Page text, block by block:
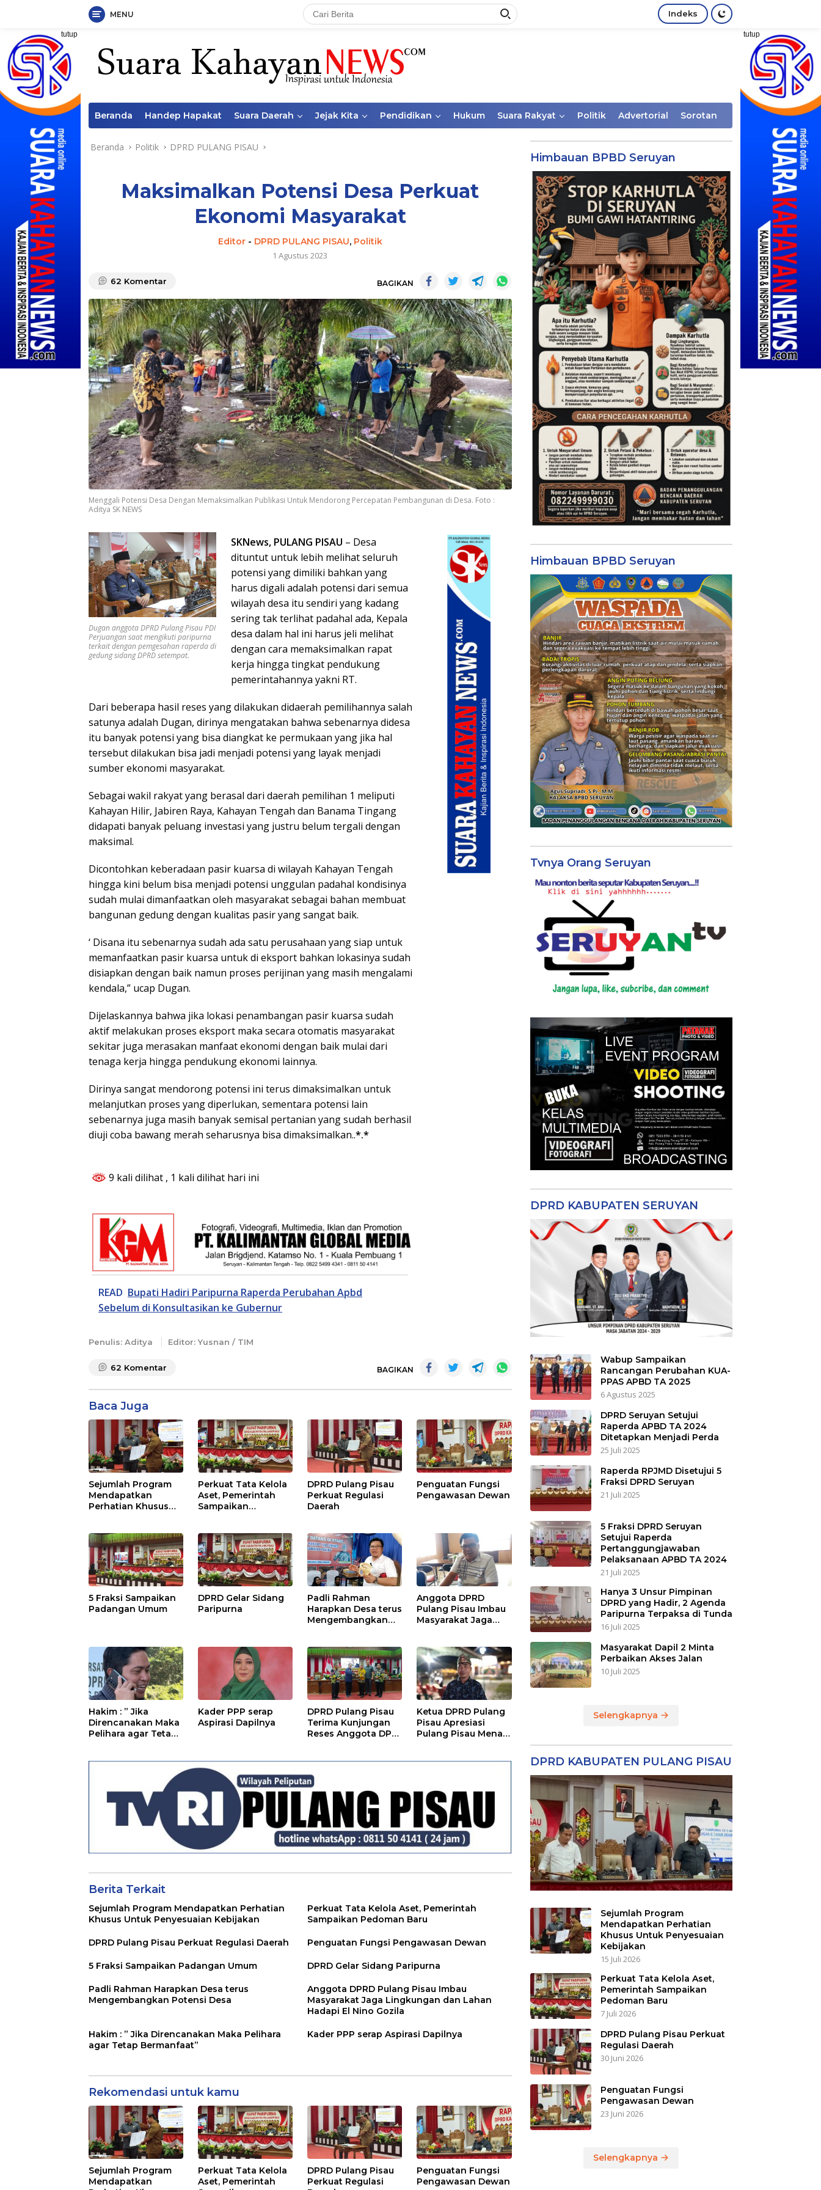
Langsung
konten
MENU Indeks
tutup tutup
Beranda Handep Hapakat Suara Daerah Jejak Kita Pendidikan Hukum Suara Rakyat Politik Advertorial Sorotan
Beranda Politik DPRD PULANG PISAU
Maksimalkan Potensi Desa Perkuat
Ekonomi Masyarakat
Editor- DPRD PULANG PISAU, Politik
1 Agustus 2023
62 Komentar BAGIKAN
Menggali Potensi Desa Dengan Memaksimalkan Publikasi Untuk Mendorong Percepatan Pembangunan di Desa. Foto :
Aditya SK NEWS
Dugan anggota DPRD Pulang Pisau PDI
Perjuangan saat mengikuti paripurna
terkait dengan pemgesahan raperda di
gedung sidang DPRD setempat.
SKNews, PULANG PISAU – Desa
dituntut untuk lebih melihat seluruh
potensi yang dimiliki bahkan yang
harus digali adalah potensi dari semua
wilayah desa itu sendiri yang kadang
sering tak terlihat padahal ada, Kepala
desa dalam hal ini harus jeli melihat
dengan cara memaksimalkan rapat
kerja hingga tingkat pendukung
pemerintahannya yakni RT.
Dari beberapa hasil reses yang dilakukan didaerah pemilihannya salah
satunya adalah Dugan, dirinya mengatakan bahwa sebenarnya didesa
itu banyak potensi yang bisa diangkat ke permukaan yang jika hal
tersebut dilakukan bisa jadi menjadi potensi yang layak menjadi
sumber ekonomi masyarakat.
Sebagai wakil rakyat yang berasal dari daerah pemilihan 1 meliputi
Kahayan Hilir, Jabiren Raya, Kahayan Tengah dan Banama Tingang
didapati banyak peluang investasi yang justru belum tergali dengan
maksimal.
Dicontohkan keberadaan pasir kuarsa di wilayah Kahayan Tengah
hingga kini belum bisa menjadi potensi unggulan padahal kondisinya
sudah mulai dimanfaatkan oleh masyarakat sebagai bahan membuat
bangunan gedung dengan kualitas pasir yang sangat baik.
‘ Disana itu sebenarnya sudah ada satu perusahaan yang siap untuk
memanfaatkan pasir kuarsa untuk di eksport bahkan lokasinya sudah
disiapkan dengan baik namun proses perijinan yang masih mengalami
kendala,” ucap Dugan.
Dijelaskannya bahwa jika lokasi penambangan pasir kuarsa sudah
aktif melakukan proses eksport maka secara otomatis masyarakat
sekitar juga merasakan manfaat ekonomi dengan baik mulai dari
tenaga kerja hingga pendukung ekonomi lainnya.
Dirinya sangat mendorong potensi ini terus dimaksimalkan untuk
melanjutkan proses yang diperlukan, sementara potensi lain
sebenarnya juga masih banyak semisal pertanian yang sudah berhasil
diuji coba bawang merah seharusnya bisa dimaksimalkan..*.*
9 kali dilihat , 1 kali dilihat hari ini
READ Bupati Hadiri Paripurna Raperda Perubahan Apbd
Sebelum di Konsultasikan ke Gubernur
Penulis: Aditya Editor: Yusnan / TIM
62 Komentar BAGIKAN
Baca Juga
Sejumlah Program
Mendapatkan
Perhatian Khusus
Perkuat Tata Kelola
Aset, Pemerintah
Sampaikan
DPRD Pulang Pisau
Perkuat Regulasi
Daerah
Penguatan Fungsi
Pengawasan Dewan
5 Fraksi Sampaikan
Padangan Umum
DPRD Gelar Sidang
Paripurna
Padli Rahman
Harapkan Desa terus
Mengembangkan
Anggota DPRD
Pulang Pisau Imbau
Masyarakat Jaga
Nino Gozila
Hakim : ” Jika
Direncanakan Maka
Pelihara agar Tetap
Kader PPP serap
Aspirasi Dapilnya
DPRD Pulang Pisau
Terima Kunjungan
Reses Anggota DPD
Ketua DPRD Pulang
Pisau Apresiasi
Pulang Pisau Menari
Berita Terkait
Sejumlah Program Mendapatkan Perhatian
Khusus Untuk Penyesuaian Kebijakan
Perkuat Tata Kelola Aset, Pemerintah
Sampaikan Pedoman Baru
DPRD Pulang Pisau Perkuat Regulasi Daerah Penguatan Fungsi Pengawasan Dewan
5 Fraksi Sampaikan Padangan Umum DPRD Gelar Sidang Paripurna
Padli Rahman Harapkan Desa terus
Mengembangkan Potensi Desa
Anggota DPRD Pulang Pisau Imbau
Masyarakat Jaga Lingkungan dan Lahan
Hadapi El Nino Gozila
Hakim : ” Jika Direncanakan Maka Pelihara
agar Tetap Bermanfaat”
Kader PPP serap Aspirasi Dapilnya
Rekomendasi untuk kamu
Sejumlah Program
Mendapatkan
Perkuat Tata Kelola
Aset, Pemerintah
DPRD Pulang Pisau
Perkuat Regulasi
Penguatan Fungsi
Pengawasan Dewan
Himbauan BPBD Seruyan
Himbauan BPBD Seruyan
Tvnya Orang Seruyan
DPRD KABUPATEN SERUYAN
Wabup Sampaikan
Rancangan Perubahan KUA-
PPAS APBD TA 2025
6 Agustus 2025
DPRD Seruyan Setujui
Raperda APBD TA 2024
Ditetapkan Menjadi Perda
25 Juli 2025
Raperda RPJMD Disetujui 5
Fraksi DPRD Seruyan
21 Juli 2025
5 Fraksi DPRD Seruyan
Setujui Raperda
Pertanggungjawaban
Pelaksanaan APBD TA 2024
21 Juli 2025
Hanya 3 Unsur Pimpinan
DPRD yang Hadir, 2 Agenda
Paripurna Terpaksa di Tunda
16 Juli 2025
Masyarakat Dapil 2 Minta
Perbaikan Akses Jalan
10 Juli 2025
Selengkapnya
DPRD KABUPATEN PULANG PISAU
Sejumlah Program
Mendapatkan Perhatian
Khusus Untuk Penyesuaian
Kebijakan
15 Juli 2026
Perkuat Tata Kelola Aset,
Pemerintah Sampaikan
Pedoman Baru
7 Juli 2026
DPRD Pulang Pisau Perkuat
Regulasi Daerah
30 Juni 2026
Penguatan Fungsi
Pengawasan Dewan
23 Juni 2026
Selengkapnya